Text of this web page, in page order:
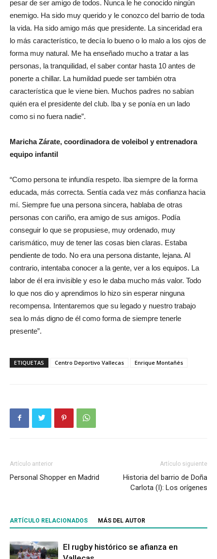
pesar de ser amigo de todos. Nunca le he conocido ningún
enemigo. Ha sido muy querido y le conozco del barrio de toda
la vida. Ha sido amigo más que presidente. La sinceridad era
lo más característico, te decía lo bueno o lo malo a los ojos de
forma muy natural. Me ha enseñado mucho a tratar a las
personas, la tranquilidad, el saber contar hasta 10 antes de
ponerte a chillar. La humildad puede ser también otra
característica que le viene bien. Muchos padres no sabían
quién era el presidente del club. Iba y se ponía en un lado
como si no fuera nadie”.
Maricha Zárate, coordinadora de voleibol y entrenadora
equipo infantil
“Como persona te infundía respeto. Iba siempre de la forma
educada, más correcta. Sentía cada vez más confianza hacia
mí. Siempre fue una persona sincera, hablaba de otras
personas con cariño, era amigo de sus amigos. Podía
conseguir lo que se propusiese, muy ordenado, muy
carismático, muy de tener las cosas bien claras. Estaba
pendiente de todo. No era una persona distante, lejana. Al
contrario, intentaba conocer a la gente, ver a los equipos. La
labor de él era invisible y eso le daba mucho más valor. Todo
lo que nos dio y aprendimos lo hizo sin esperar ninguna
recompensa. Intentaremos que su legado y nuestro trabajo
sea lo más digno de él como forma de siempre tenerle
presente”.
ETIQUETAS Centro Deportivo Vallecas Enrique Montañés
Artículo anterior
Personal Shopper en Madrid
Artículo siguiente
Historia del barrio de Doña
Carlota (I): Los orígenes
ARTÍCULO RELACIONADOS MÁS DEL AUTOR
El rugby histórico se afianza en